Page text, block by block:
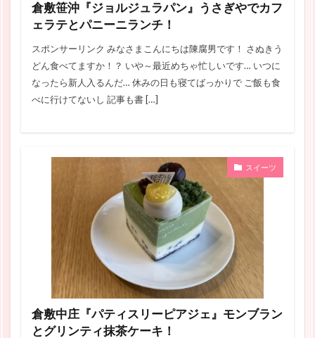
倉敷笹沖『ジョルジュラパン』うさぎやでカフ
ェラテとパニーニランチ！
スポンサーリンク みなさまこんにちは陳腐男です！ さぬきう
どん食べてますか！？ いや～最近めちゃ忙しいです… いつに
なったら新人入るんだ… 休みの日も寝てばっかりで ご飯も食
べに行けてないし 記事も書 […]
スイーツ
倉敷中庄『パティスリーピアジェ』モンブラン
とグリンティ抹茶ケーキ！